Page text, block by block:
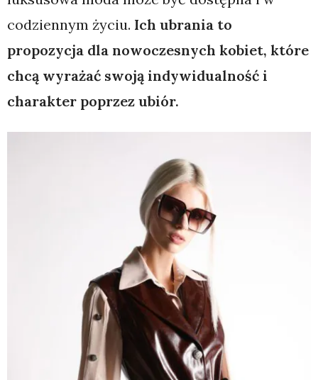
codziennym życiu. Ich ubrania to
propozycja dla nowoczesnych kobiet, które
chcą wyrażać swoją indywidualność i
charakter poprzez ubiór.